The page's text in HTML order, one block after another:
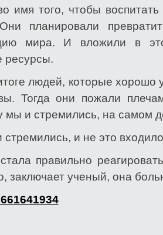
имя того, чтобы
планировали
мира. И вложили в
ресурсы.
людей, которые хорошо
Тогда они пожали
мы и стремились, на самом
стремились, и не это
правильно
заключает ученый, она